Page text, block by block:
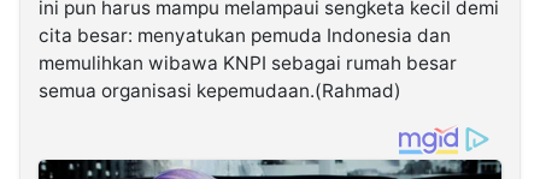
ini pun harus mampu melampaui sengketa kecil demi
cita besar: menyatukan pemuda Indonesia dan
memulihkan wibawa KNPI sebagai rumah besar
semua organisasi kepemudaan.(Rahmad)